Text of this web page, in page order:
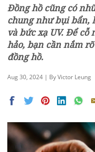
Đồng hồ cũng có
chung như bụi bẩn,
và bức xạ UV. Để
hảo, bạn cần nắm
đồng hồ.
Aug 30, 2024 | By Victor Leung